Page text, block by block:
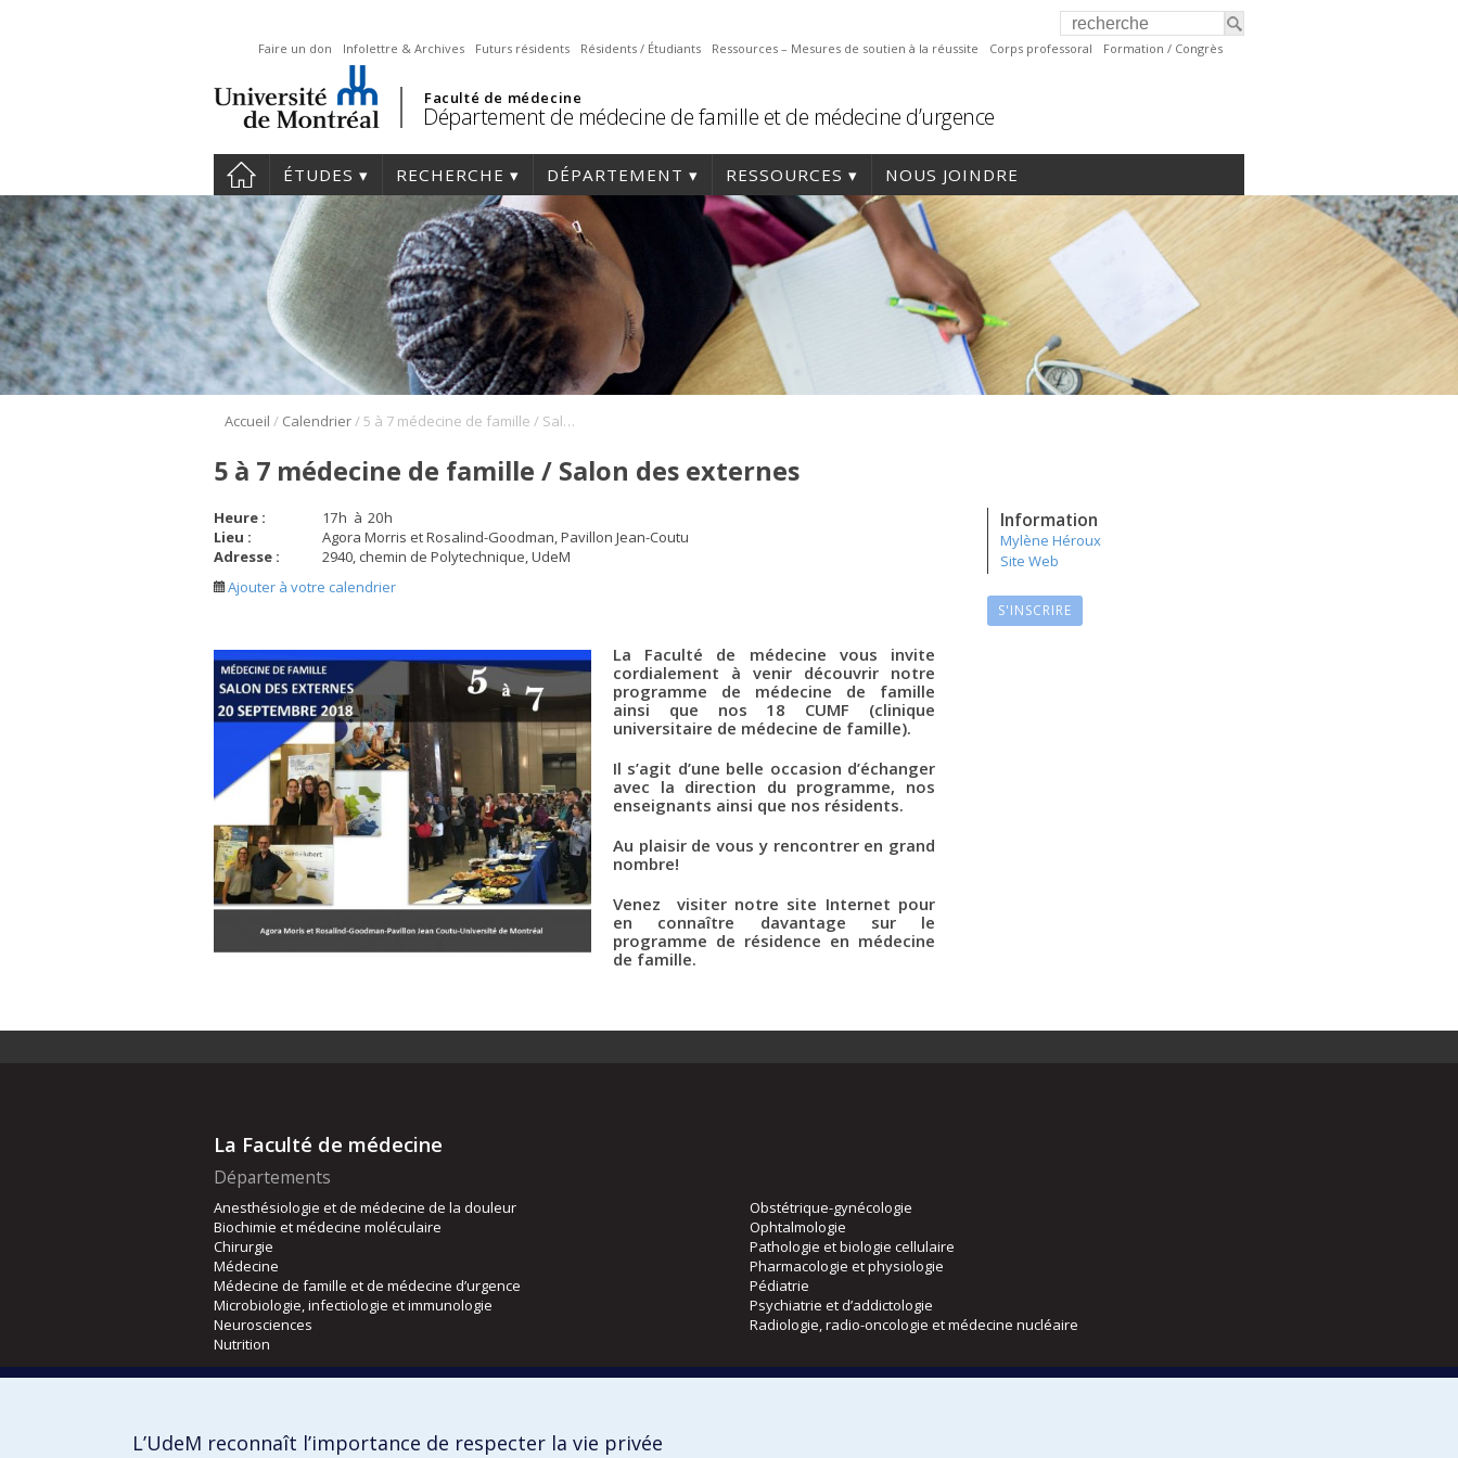
Faire un don Infolettre & Archives Futurs résidents Résidents / Étudiants Ressources – Mesures de soutien à la réussite Corps professoral Formation / Congrès
Faculté de médecine
Département de médecine de famille et de médecine d’urgence
ÉTUDES RECHERCHE DÉPARTEMENT RESSOURCES NOUS JOINDRE
Accueil / Calendrier/ 5 à 7 médecine de famille / Salon des externes
5 à 7 médecine de famille / Salon des externes
Heure : 17h à 20h
Lieu :
Agora Morris et Rosalind-Goodman, Pavillon Jean-Coutu
Adresse :
2940, chemin de Polytechnique, UdeM
Ajouter à votre calendrier
Information
Mylène Héroux
Site Web
S'INSCRIRE
La Faculté de médecine vous invite
cordialement à venir découvrir notre
programme de médecine de famille
ainsi que nos 18 CUMF (clinique
universitaire de médecine de famille).
Il s’agit d’une belle occasion d’échanger
avec la direction du programme, nos
enseignants ainsi que nos résidents.
Au plaisir de vous y rencontrer en grand
nombre!
Venez visiter notre site Internet pour
en connaître davantage sur le
programme de résidence en médecine
de famille.
La Faculté de médecine
Départements
Anesthésiologie et de médecine de la douleur
Biochimie et médecine moléculaire
Chirurgie
Médecine
Médecine de famille et de médecine d’urgence
Microbiologie, infectiologie et immunologie
Neurosciences
Nutrition
Obstétrique-gynécologie
Ophtalmologie
Pathologie et biologie cellulaire
Pharmacologie et physiologie
Pédiatrie
Psychiatrie et d’addictologie
Radiologie, radio-oncologie et médecine nucléaire
Orthophonie et audiologie
L’UdeM reconnaît l’importance de respecter la vie privée